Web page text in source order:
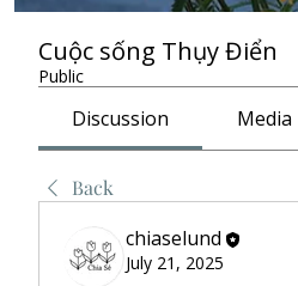
Cuộc sống Thụy Điển
Public
Discussion Media
Back
chiaselund
July 21, 2025